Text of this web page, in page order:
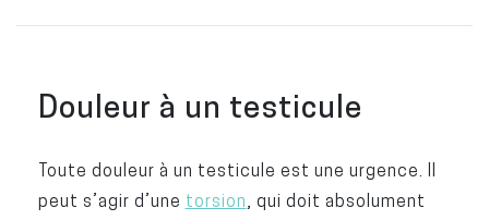
Douleur à un testicule
Toute douleur à un testicule est une urgence. Il
peut s’agir d’une torsion , qui doit absolument